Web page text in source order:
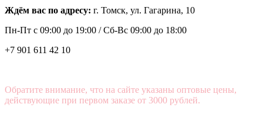
Ждём вас по адресу: г. Томск, ул. Гагарина, 10
Пн-Пт с 09:00 до 19:00 /Сб-Вс 09:00 до 18:00
+7 901 611 42 10
Обратите внимание, что на сайте указаны оптовые цены,
действующие при первом заказе от 3000 рублей.